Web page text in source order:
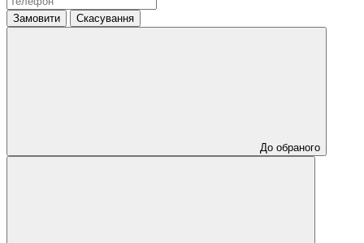
Замовити Скасування
До обраного